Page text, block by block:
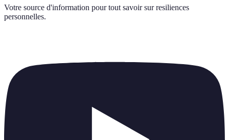
Votre source d'information pour tout savoir sur resiliences
personnelles.